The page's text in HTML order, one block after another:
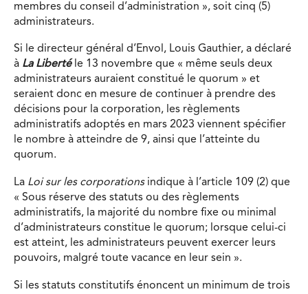
membres du conseil d’administration », soit cinq (5)
administrateurs.
Si le directeur général d’Envol, Louis Gauthier, a déclaré
à La Libertéle 13 novembre que « même seuls deux
administrateurs auraient constitué le quorum » et
seraient donc en mesure de continuer à prendre des
décisions pour la corporation, les règlements
administratifs adoptés en mars 2023 viennent spécifier
le nombre à atteindre de 9, ainsi que l’atteinte du
quorum.
La Loi sur les corporationsindique à l’article 109 (2) que
« Sous réserve des statuts ou des règlements
administratifs, la majorité du nombre fixe ou minimal
d’administrateurs constitue le quorum; lorsque celui-ci
est atteint, les administrateurs peuvent exercer leurs
pouvoirs, malgré toute vacance en leur sein ».
Si les statuts constitutifs énoncent un minimum de trois